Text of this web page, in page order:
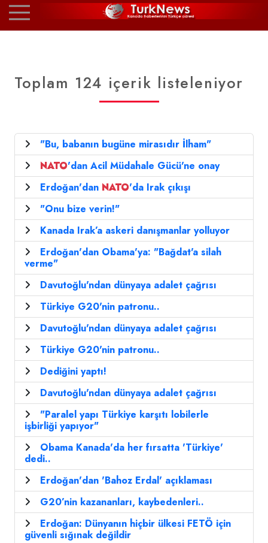
Toplam 124 içerik listeleniyor
"Bu, babanın bugüne mirasıdır İlham"
NATO'dan Acil Müdahale Gücü'ne onay
Erdoğan'dan NATO'da Irak çıkışı
"Onu bize verin!"
Kanada Irak’a askeri danışmanlar yolluyor
Erdoğan'dan Obama'ya: "Bağdat'a silah
verme"
Davutoğlu'ndan dünyaya adalet çağrısı
Türkiye G20'nin patronu..
Davutoğlu'ndan dünyaya adalet çağrısı
Türkiye G20'nin patronu..
Dediğini yaptı!
Davutoğlu'ndan dünyaya adalet çağrısı
"Paralel yapı Türkiye karşıtı lobilerle
işbirliği yapıyor"
Obama Kanada'da her fırsatta 'Türkiye'
dedi..
Erdoğan'dan 'Bahoz Erdal' açıklaması
G20’nin kazananları, kaybedenleri..
Erdoğan: Dünyanın hiçbir ülkesi FETÖ için
güvenli sığınak değildir